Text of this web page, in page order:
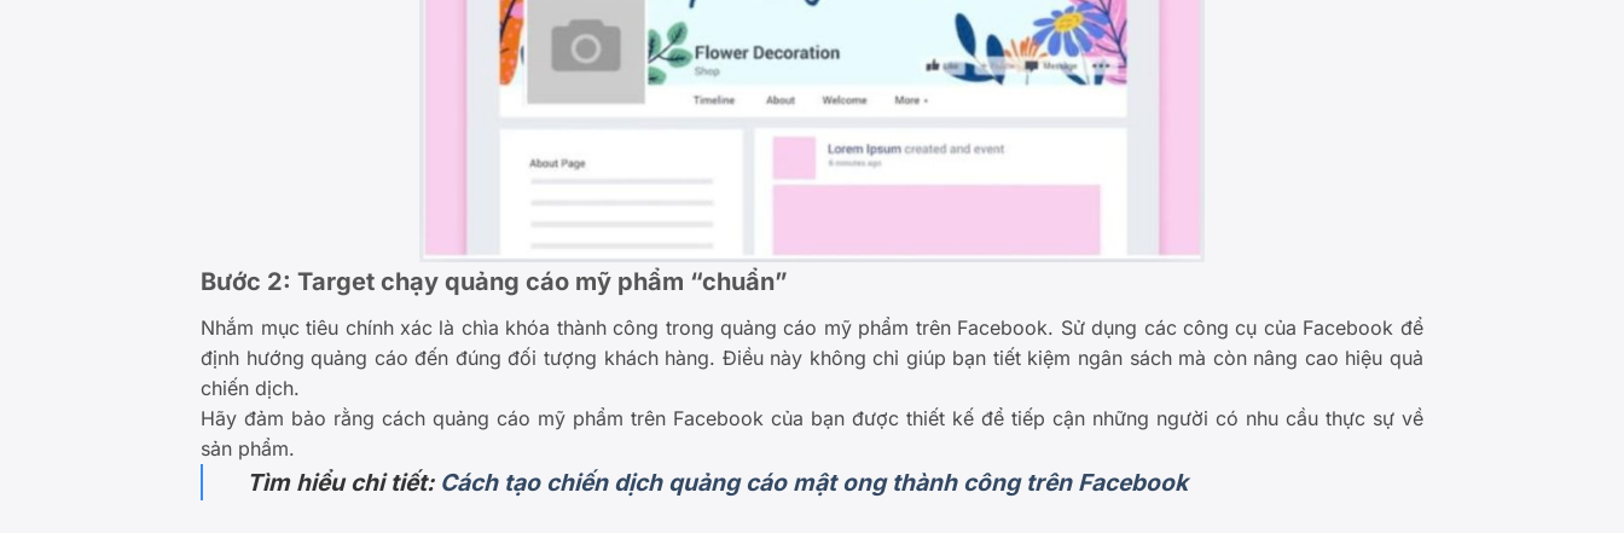
Bước 2: Target chạy quảng cáo mỹ phẩm “chuẩn”
Nhắm mục tiêu chính xác là chìa khóa thành công trong quảng cáo mỹ phẩm trên Facebook. Sử dụng các công cụ của Facebook để
định hướng quảng cáo đến đúng đối tượng khách hàng. Điều này không chỉ giúp bạn tiết kiệm ngân sách mà còn nâng cao hiệu quả
chiến dịch.
Hãy đảm bảo rằng cách quảng cáo mỹ phẩm trên Facebook của bạn được thiết kế để tiếp cận những người có nhu cầu thực sự về
sản phẩm.
Tìm hiểu chi tiết: Cách tạo chiến dịch quảng cáo mật ong thành công trên Facebook